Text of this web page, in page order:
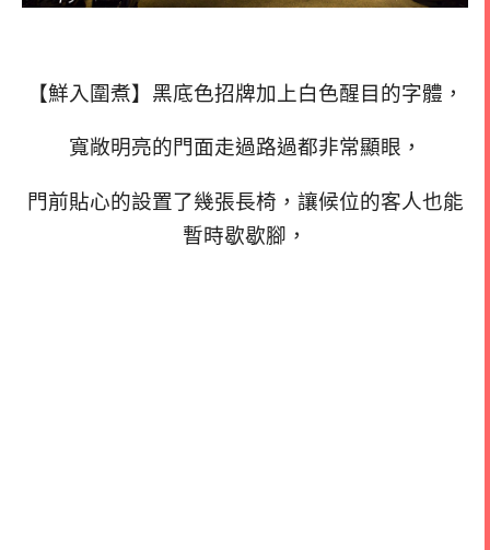
【鮮入圍煮】黑底色招牌加上白色醒目的字體，
寬敞明亮的門面走過路過都非常顯眼，
門前貼心的設置了幾張長椅，讓候位的客人也能
暫時歇歇腳，